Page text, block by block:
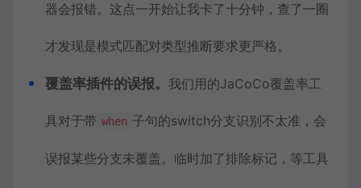
器会报错。这点一开始让我卡了十分钟，查了一圈
才发现是模式匹配对类型推断要求更严格。
覆盖率插件的误报。 我们用的JaCoCo覆盖率工
具对于带 when 子句的switch分支识别不太准，会
误报某些分支未覆盖。临时加了排除标记，等工具